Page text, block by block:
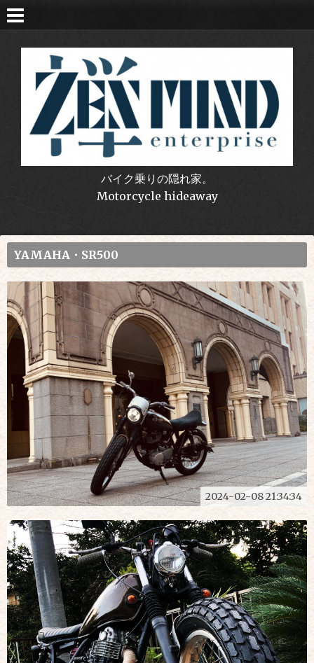
バイク乗りの隠れ家。
Motorcycle hideaway
YAMAHA・SR500
2024-02-08 21:34:34